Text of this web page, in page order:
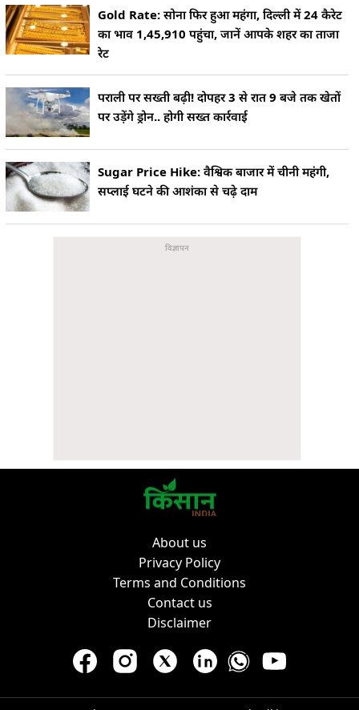
Gold Rate: सोना फिर हुआ महंगा, दिल्ली में 24 कैरेट
का भाव 1,45,910 पहुंचा, जानें आपके शहर का ताजा
रेट
पराली पर सख्ती बढ़ी! दोपहर 3 से रात 9 बजे तक खेतों
पर उड़ेंगे ड्रोन.. होगी सख्त कार्रवाई
Sugar Price Hike: वैश्विक बाजार में चीनी महंगी,
सप्लाई घटने की आशंका से चढ़े दाम
About us
Privacy Policy
Terms and Conditions
Contact us
Disclaimer